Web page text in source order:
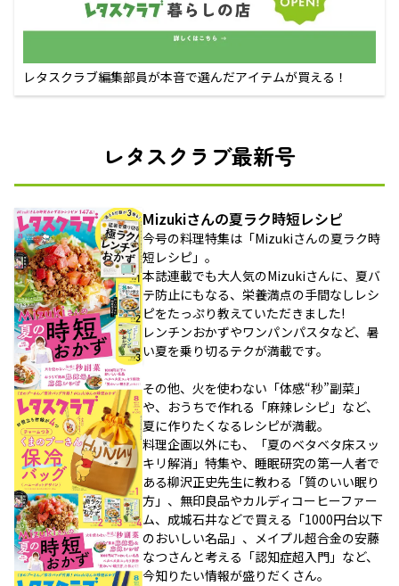
レタスクラブ編集部員が本音で選んだアイテムが買える！
レタスクラブ最新号
Mizukiさんの夏ラク時短レシピ
今号の料理特集は「Mizukiさんの夏ラク時
短レシピ」。
本誌連載でも大人気のMizukiさんに、夏バ
テ防止にもなる、栄養満点の手間なしレシ
ピをたっぷり教えていただきました!
レンチンおかずやワンパンパスタなど、暑
い夏を乗り切るテクが満載です。
その他、火を使わない「体感“秒”副菜」
や、おうちで作れる「麻辣レシピ」など、
夏に作りたくなるレシピが満載。
料理企画以外にも、「夏のベタベタ床スッ
キリ解消」特集や、睡眠研究の第一人者で
ある柳沢正史先生に教わる「質のいい眠り
方」、無印良品やカルディコーヒーファー
ム、成城石井などで買える「1000円台以下
のおいしい名品」、メイプル超合金の安藤
なつさんと考える「認知症超入門」など、
今知りたい情報が盛りだくさん。